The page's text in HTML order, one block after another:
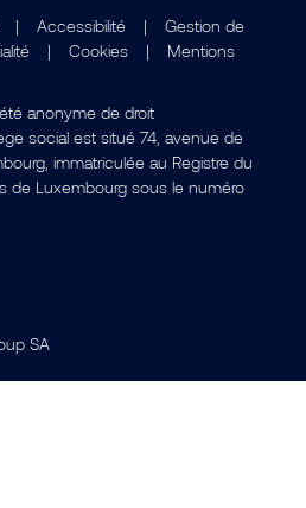
| Accessibilité |
Gestion de
| Cookies |
Mentions
anonyme de droit
social est situé 74, avenue de
immatriculée au Registre du
de Luxembourg sous le numéro
SA